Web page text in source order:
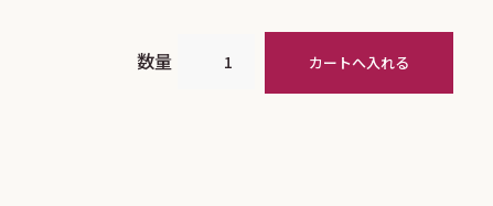
ール、パルミチン酸グリセリル、プロパンジオール、
ル、チョウジ油、オイゲノール、フェネチルアルコー
ヘキシル、1,2-ヘキサンジオール、フェノキシエタノ
数量